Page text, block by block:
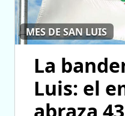
MES DE SAN LUIS
La
Luis: el